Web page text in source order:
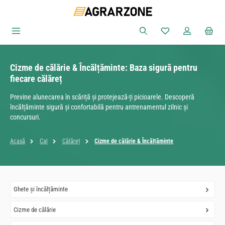
Sari la conținutul principal
Aveți 0 articole
Cizme de călărie & Încălțăminte: Baza sigură pentru
fiecare călăreț
Previne alunecarea în scăriță și protejează-ți picioarele. Descoperă
încălțăminte sigură și confortabilă pentru antrenamentul zilnic și
concursuri.
Acasă Cal Călăreț Cizme de călărie & Încălțăminte
Ghete și încălțăminte
Cizme de călărie